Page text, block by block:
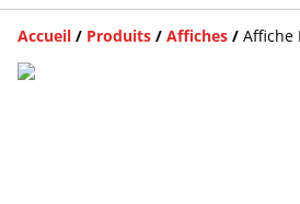
Accueil / Produits / Affiches / Affiche